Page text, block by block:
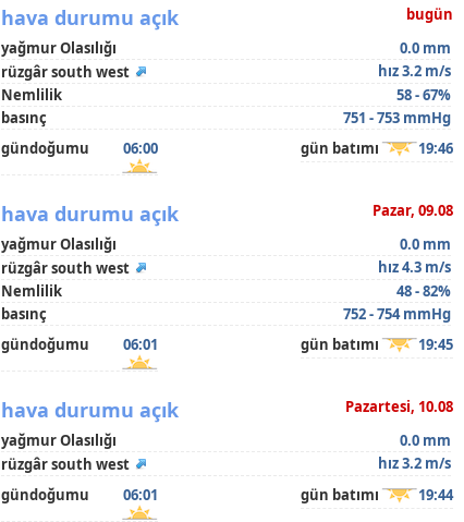
bugün
hava durumu açık
yağmur Olasılığı
0.0 mm
rüzgâr south west
hız 3.2 m/s
Nemlilik
58 - 67%
basınç
751 - 753 mmHg
gündoğumu
06:00 gün batımı 19:46
Pazar, 09.08
hava durumu açık
yağmur Olasılığı
0.0 mm
rüzgâr south west
hız 4.3 m/s
Nemlilik
48 - 82%
basınç
752 - 754 mmHg
gündoğumu
06:01 gün batımı 19:45
Pazartesi, 10.08
hava durumu açık
yağmur Olasılığı
0.0 mm
rüzgâr south west
hız 3.2 m/s
gündoğumu
06:01 gün batımı 19:44